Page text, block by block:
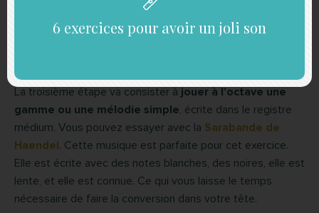
La troisième étape va consister à jouer à l’octave une
gamme ou une mélodie simple, écrite dans le registre
médium. Vous pouvez essayer avec la Sarabande de
Haendel. Cette musique est parfaite pour cet exercice.
Elle est écrite avec des notes blanches, des noires, elle est
lente, et elle est connue. Ce qui vous laisse le temps
nécessaire de faire la conversion dans votre tête.
6 exercices pour avoir un joli son